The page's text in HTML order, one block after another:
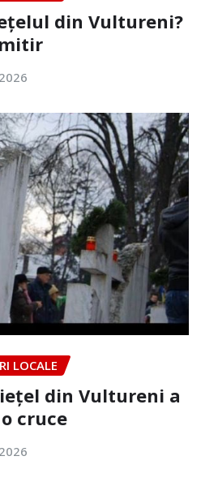
din Vultureni?
LOCALE
din Vultureni a
cruce